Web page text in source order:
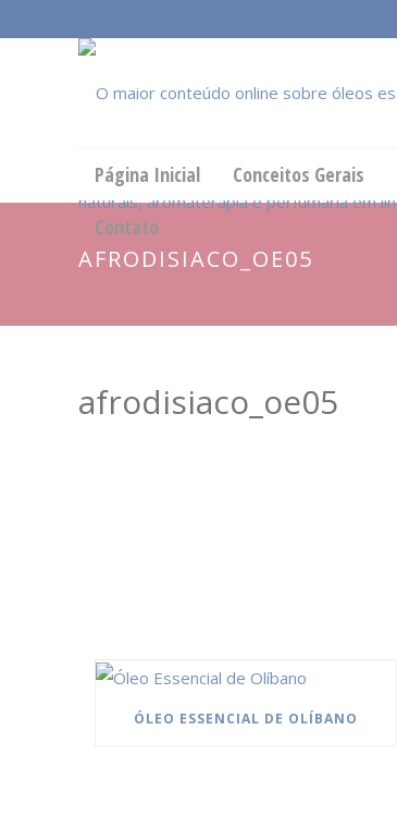
Página Inicial Conceitos Gerais
Contato
AFRODISIACO_OE05
afrodisiaco_oe05
ÓLEO ESSENCIAL DE OLÍBANO